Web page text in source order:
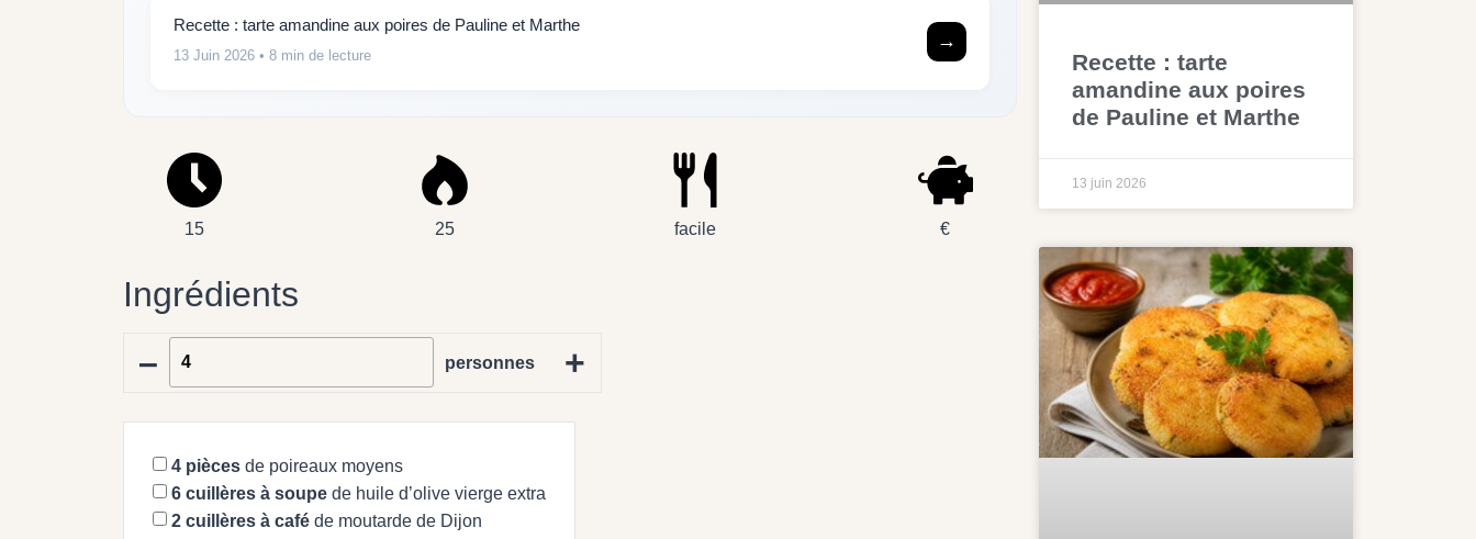
Recette : tarte
amandine aux poires
de Pauline et Marthe
13 juin 2026
Recette : tarte amandine aux poires de Pauline et Marthe
13 Juin 2026 • 8 min de lecture
→
15 25 facile €
Ingrédients
–
personnes +
4 pièces de poireaux moyens
6 cuillères à soupe de huile d’olive vierge extra
2 cuillères à café de moutarde de Dijon